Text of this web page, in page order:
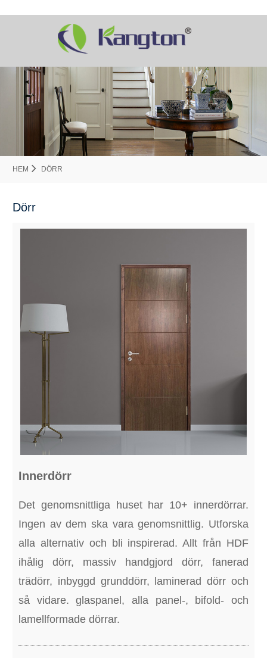
HEM DÖRR
Dörr
Innerdörr
Det genomsnittliga huset har 10+ innerdörrar.
Ingen av dem ska vara genomsnittlig. Utforska
alla alternativ och bli inspirerad. Allt från HDF
ihålig dörr, massiv handgjord dörr, fanerad
trädörr, inbyggd grunddörr, laminerad dörr och
så vidare. glaspanel, alla panel-, bifold- och
lamellformade dörrar.